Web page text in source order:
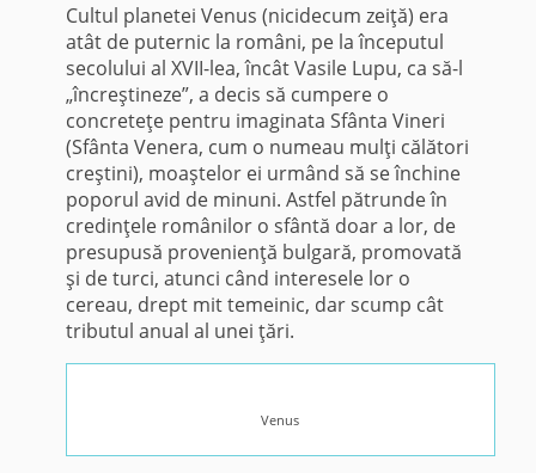
Cultul planetei Venus (nicidecum zeiţă) era
atât de puternic la români, pe la începutul
secolului al XVII-lea, încât Vasile Lupu, ca să-l
„încreştineze”, a decis să cumpere o
concreteţe pentru imaginata Sfânta Vineri
(Sfânta Venera, cum o numeau mulţi călători
creştini), moaştelor ei urmând să se închine
poporul avid de minuni. Astfel pătrunde în
credinţele românilor o sfântă doar a lor, de
presupusă provenienţă bulgară, promovată
şi de turci, atunci când interesele lor o
cereau, drept mit temeinic, dar scump cât
tributul anual al unei ţări.
Venus